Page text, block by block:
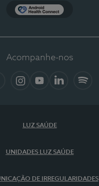
Acompanhe-nos
LUZ SAÚDE
UNIDADES LUZ SAÚDE
DE IRREGULARIDADES